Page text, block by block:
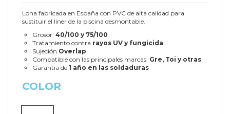
Lona fabricada en España con PVC de alta calidad para
sustituir el liner de la piscina desmontable.
Grosor: 40/100 y 75/100
Tratamiento contra rayos UV y fungicida
Sujeción Overlap
Compatible con las principales marcas: Gre, Toi y otras
Garantía de 1 año en las soldaduras
COLOR